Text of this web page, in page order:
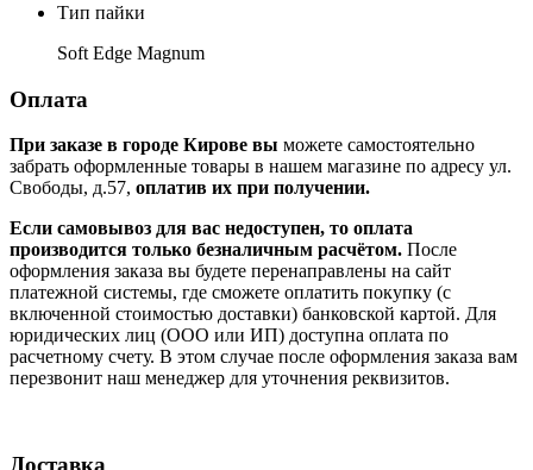
Тип пайки
Soft Edge Magnum
Оплата
При заказе в городе Кирове вы можете самостоятельно
забрать оформленные товары в нашем магазине по адресу ул.
Свободы, д.57, оплатив их при получении.
Если самовывоз для вас недоступен, то оплата
производится только безналичным расчётом. После
оформления заказа вы будете перенаправлены на сайт
платежной системы, где сможете оплатить покупку (с
включенной стоимостью доставки) банковской картой. Для
юридических лиц (ООО или ИП) доступна оплата по
расчетному счету. В этом случае после оформления заказа вам
перезвонит наш менеджер для уточнения реквизитов.
Доставка